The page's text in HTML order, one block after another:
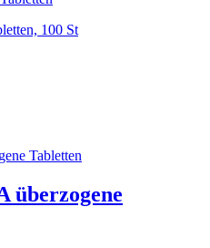
100 St
überzogene